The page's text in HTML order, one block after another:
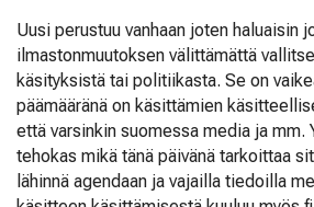
Uusi perustuu vanhaan joten haluaisin
ilmastonmuutoksen välittämättä
käsityksistä tai politiikasta. Se on
päämääränä on käsittämien
että varsinkin suomessa media ja mm.
tehokas mikä tänä päivänä tarkoittaa
lähinnä agendaan ja vajailla tiedoilla